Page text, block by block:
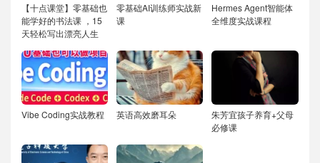
【十点课堂】零基础也
能学好的书法课 ，15
天轻松写出漂亮人生
零基础AI训练师实战新
课
Hermes Agent智能体
全维度实战课程
Vibe Coding实战教程 英语高效磨耳朵
朱芳宜孩子养育+父母
必修课